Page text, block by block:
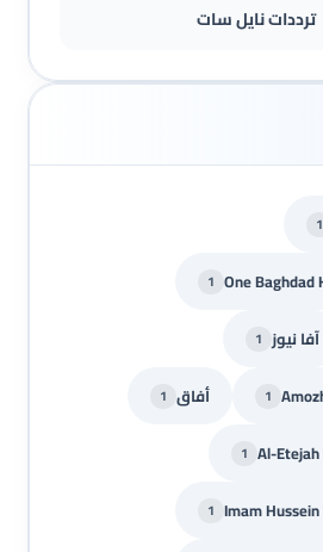
ترددات نايل سات
1
1
آفا نيوز 1
1 أفاق 1
1
1